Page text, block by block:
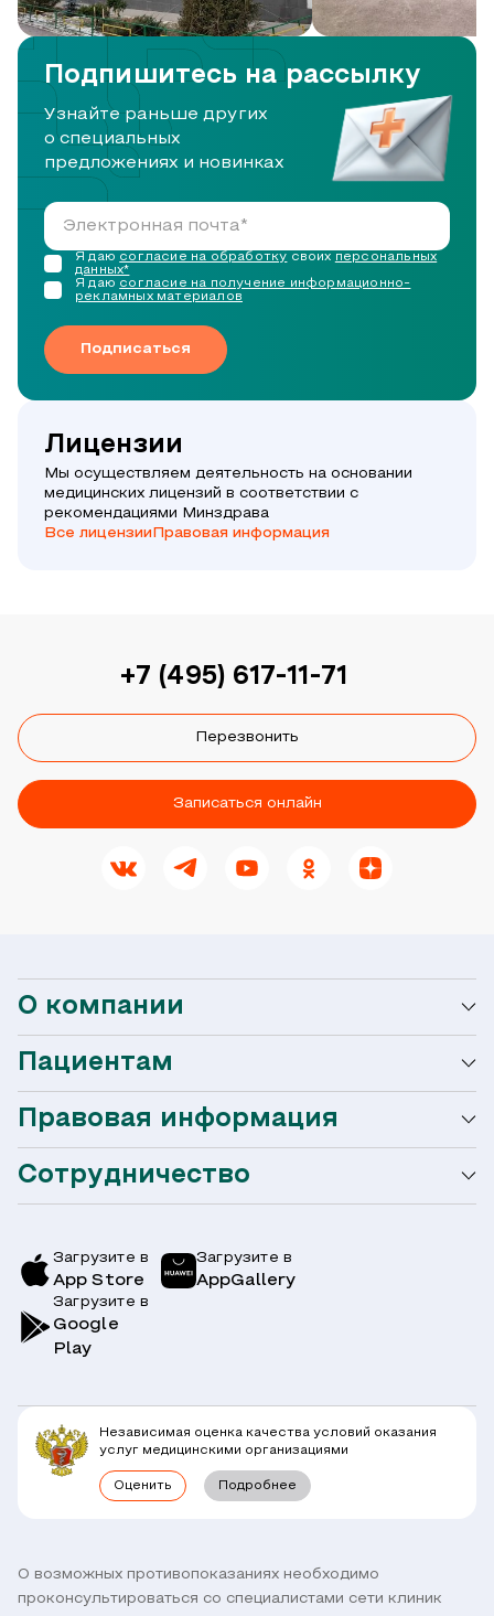
Подпишитесь на рассылку
Узнайте раньше других
о специальных
предложениях и новинках
Подписаться
Я даю согласие на обработку своих персональных
данных*
Я даю согласие на получение информационно-
рекламных материалов
Лицензии
Мы осуществляем деятельность на основании
медицинских лицензий в соответствии с
рекомендациями Минздрава
Все лицензии Правовая информация
+7 (495) 617-11-71
Перезвонить
Записаться онлайн
О компании
О сети Ниармедик
Услуги и цены
Врачи
Клиники
Комплексные программы
Наши партнеры и клиенты
Пациентам
Мобильное приложение
Акции
Симптомы
Правовая информация
Горячая линия / контроль качества
Связь с директором
Правовая информация
Оформление налогового вычета
Вопрос-Ответ по ОМС
Прямое прикрепление сотрудников
Договор оферты
Сотрудничество
О возможных противопоказаниях необходимо
проконсультироваться со специалистами сети клиник
Загрузите в
App Store
Загрузите в
AppGallery
Загрузите в
Google
Play
Независимая оценка качества условий оказания
услуг медицинскими организациями
Оценить Подробнее